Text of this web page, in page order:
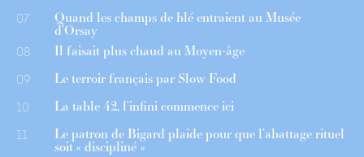
07 Quand les champs de blé entraient au Musée
d’Orsay
08 Il faisait plus chaud au Moyen-âge
09 Le terroir français par Slow Food
10 La table 42, l’infini commence ici
11 Le patron de Bigard plaide pour que l’abattage rituel
soit « discipliné »